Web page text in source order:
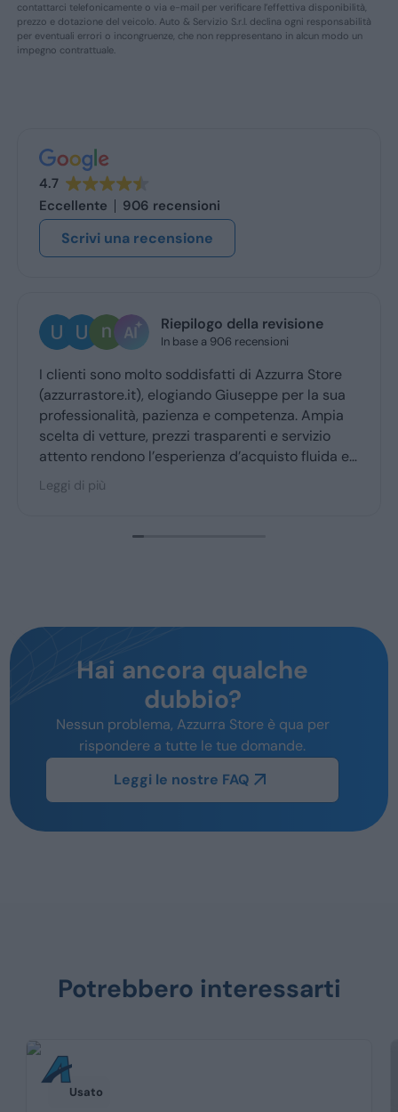
contattarci telefonicamente o via e-mail per verificare l’effettiva disponibilità,
prezzo e dotazione del veicolo. Auto & Servizio S.r.l. declina ogni responsabilità
per eventuali errori o incongruenze, che non reppresentano in alcun modo un
impegno contrattuale.
4.7
Eccellente
906 recensioni
Scrivi una recensione
Riepilogo della revisione
In base a 906 recensioni
I clienti sono molto soddisfatti di Azzurra Store
(azzurrastore.it), elogiando Giuseppe per la sua
professionalità, pazienza e competenza. Ampia
scelta di vetture, prezzi trasparenti e servizio
attento rendono l’esperienza d’acquisto fluida e
piacevole per la maggior parte degli utenti.
Leggi di più
Hai ancora qualche
dubbio?
Nessun problema, Azzurra Store è qua per
rispondere a tutte le tue domande.
Leggi le nostre FAQ
Potrebbero interessarti
Usato